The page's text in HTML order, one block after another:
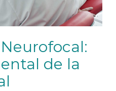
de la